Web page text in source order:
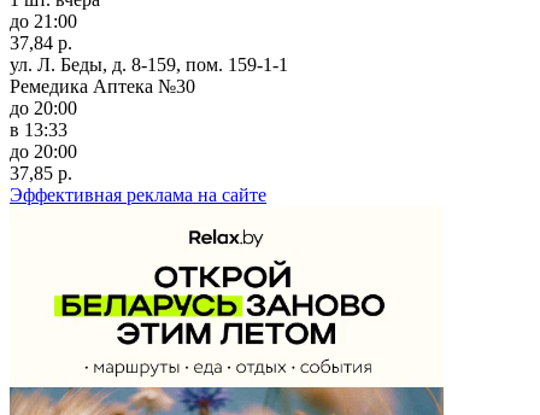
до 21:00
37,84 р.
ул. Л. Беды, д. 8-159, пом. 159-1-1
Ремедика Аптека №30
до 20:00
в 13:33
до 20:00
37,85 р.
Эффективная реклама на сайте